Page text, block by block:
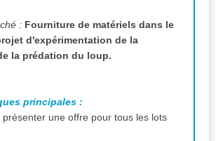
: Fourniture de matériels dans le
d'expérimentation de la
la prédation du loup.
principales :
présenter une offre pour tous les lots